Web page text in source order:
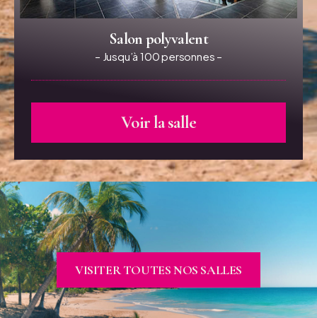
Salon polyvalent
– Jusqu’à 100 personnes –
Voir la salle
VISITER TOUTES NOS SALLES